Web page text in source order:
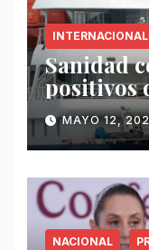
Sanidad
positivos
Hondius
MAYO 12,
NACIONAL